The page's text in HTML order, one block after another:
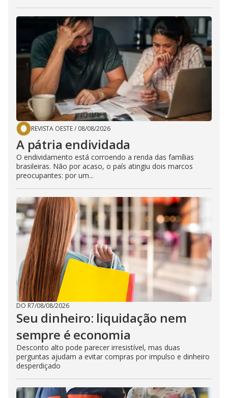
REVISTA OESTE/ 08/08/2026
A pátria endividada
O endividamento está corroendo a renda das famílias
brasileiras. Não por acaso, o país atingiu dois marcos
preocupantes: por um...
DO R7/08/08/2026
Seu dinheiro: liquidação nem
sempre é economia
Desconto alto pode parecer irresistível, mas duas
perguntas ajudam a evitar compras por impulso e dinheiro
desperdiçado